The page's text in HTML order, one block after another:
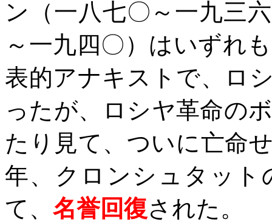
ン（一八七〇～一九三
～一九四〇）はいずれ
表的アナキストで、ロ
ったが、ロシヤ革命の
たり見て、ついに亡命
年、クロンシュタット
て、 名誉回復された。